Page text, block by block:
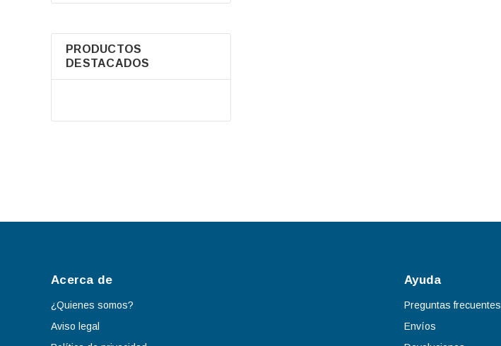
PRODUCTOS
DESTACADOS
Acerca de
¿Quienes somos?
Aviso legal
Ayuda
Preguntas frecuentes
Envíos